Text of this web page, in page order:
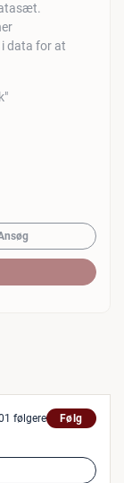
data for at
følgere Følg